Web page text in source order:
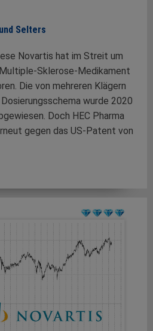
Selters
Novartis hat im Streit um
Sklerose-Medikament
Die von mehreren Klägern
wurde 2020
Doch HEC Pharma
gegen das US-Patent von